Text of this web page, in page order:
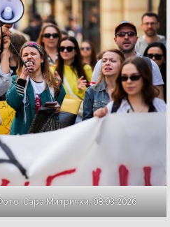
Сара Митрички, 08.03.2026